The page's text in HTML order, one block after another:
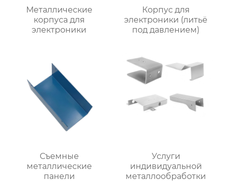
Металлические
корпуса для
электроники
Корпус для
электроники (литьё
под давлением)
Съемные
металлические
панели
Услуги
индивидуальной
металлообработки